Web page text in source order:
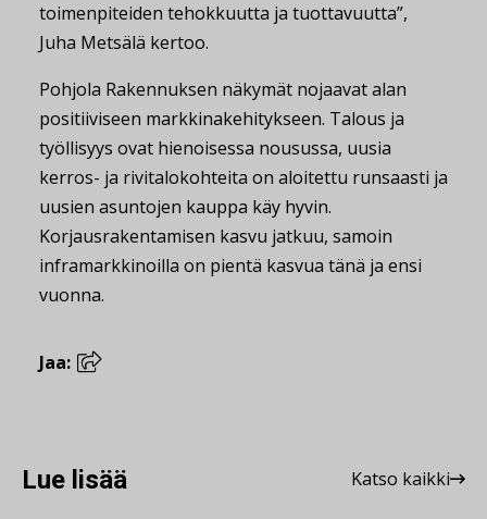
toimenpiteiden tehokkuutta ja tuottavuutta”,
Juha Metsälä kertoo.
Pohjola Rakennuksen näkymät nojaavat alan
positiiviseen markkinakehitykseen. Talous ja
työllisyys ovat hienoisessa nousussa, uusia
kerros- ja rivitalokohteita on aloitettu runsaasti ja
uusien asuntojen kauppa käy hyvin.
Korjausrakentamisen kasvu jatkuu, samoin
inframarkkinoilla on pientä kasvua tänä ja ensi
vuonna.
Jaa:
Lue lisää Katso kaikki